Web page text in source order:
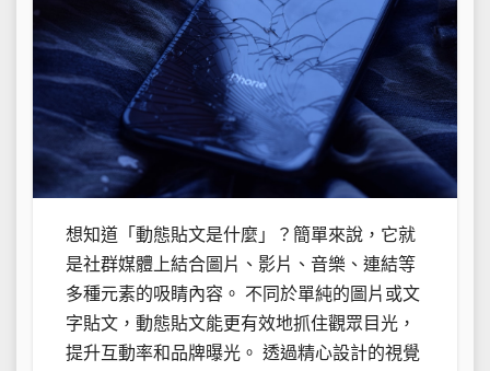
想知道「動態貼文是什麼」？簡單來說，它就
是社群媒體上結合圖片、影片、音樂、連結等
多種元素的吸睛內容。 不同於單純的圖片或文
字貼文，動態貼文能更有效地抓住觀眾目光，
提升互動率和品牌曝光。 透過精心設計的視覺